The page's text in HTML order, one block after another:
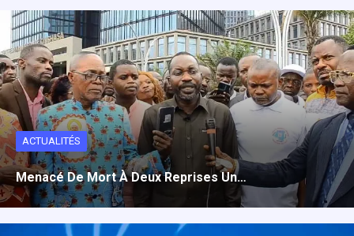
ACTUALITÉS
Menacé De Mort À Deux Reprises Un…